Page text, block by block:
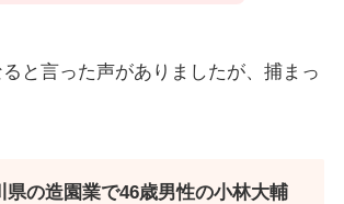
と言った声がありましたが、捕まっ
県の造園業で46歳男性の小林大輔